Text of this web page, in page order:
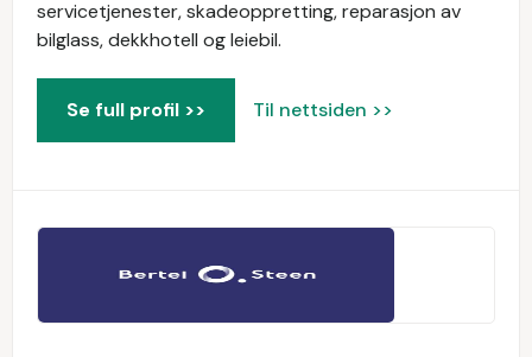
servicetjenester, skadeoppretting, reparasjon av
bilglass, dekkhotell og leiebil.
Se full profil >> Til nettsiden >>